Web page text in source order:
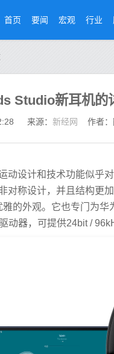
首页 要闻 宏观 行业
Studio新耳机的
来源： 新经网 作者：
动设计和技术功能似乎
对称设计，并且结构更
的外观。它也专门为华
动器，可提供24bit /